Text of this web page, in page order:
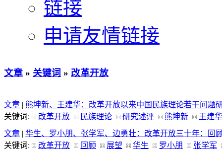
链接
申请友情链接
文章 » 关键词 » 改革开放
文章 | 熊坤新、王建华：改革开放以来中国民族理论若干问题
关键词:
改革开放 民族理论 研究述评 熊坤新
王建华
文章 | 华生、罗小朋、张学军、边勇壮：改革开放三十年：回
关键词:
改革开放 回顾 展望 华生 罗小朋
张学军